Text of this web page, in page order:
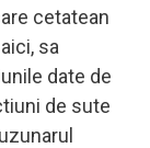
cetatean
sa
date de
de sute